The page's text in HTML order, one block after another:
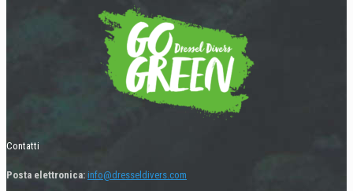
Contatti
Posta elettronica: info@dresseldivers.com